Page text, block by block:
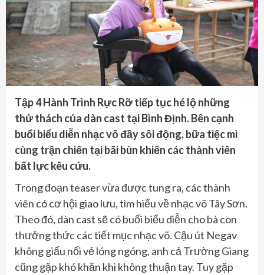
Tập 4 Hành Trình Rực Rỡ tiếp tục hé lộ những
thử thách của dàn cast tại Bình Định. Bên cạnh
buổi biểu diễn nhạc võ đầy sôi động, bữa tiệc mì
cùng trận chiến tại bãi bùn khiến các thành viên
bất lực kêu cứu.
Trong đoạn teaser vừa được tung ra, các thành
viên có cơ hội giao lưu, tìm hiểu về nhạc võ Tây Sơn.
Theo đó, dàn cast sẽ có buổi biểu diễn cho bà con
thưởng thức các tiết mục nhạc võ. Cậu út Negav
không giấu nổi vẻ lóng ngóng, anh cả Trường Giang
cũng gặp khó khăn khi không thuận tay. Tuy gặp